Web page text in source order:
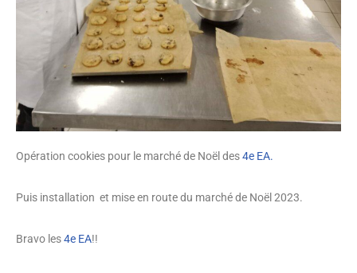
Opération cookies pour le marché de Noël des4e EA.
Puis installation et mise en route du marché de Noël 2023.
Bravo les4e EA!!